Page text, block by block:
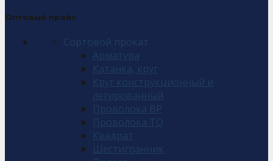
Оптовый прайс
Сортовой прокат
Арматура
Катанка, круг
Круг конструкционный и
легированный
Проволока ВР
Проволока ТО
Квадрат
Шестигранник